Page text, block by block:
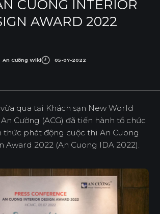
CUONG INTERIOR
AWARD 2022
An Cường Wiki 05-07-2022
qua tại Khách sạn New World
An Cường (ACG) đã tiến hành tổ chức
thức phát động cuộc thi An Cuong
Award 2022 (An Cuong IDA 2022).